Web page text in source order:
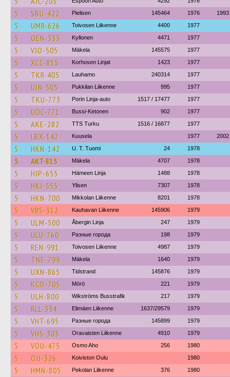
5 SBU-422 Pielisen 145464 1976 1993
5 UMR-626 Toivosen Liikenne 4400 1977
5 OEN-333 Kyllonen 4471 1977
5 VJO-505 Mäkela 145575 1977
5 XCC-815 Korhosen Linjat 1423 1977
5 TKR-405 Lauhamo 240314 1977
5 UJN-505 Pukkilan Liikenne 995 1977
5 TKU-773 Porin Linja-auto 1517 / 17477 1977
5 UOC-771 Bussi-Ketonen 902 1977
5 AKE-282 TTS Turku 1516 / 16877 1977
5 LBX-142 Kuusela 1977 2002
5 HKN-142 U. T. Tuomi 24 1978
5 AKT-813 Mäkela 4707 1978
5 HJP-655 Hämeen Linja 1488 1978
5 HKJ-555 Ylisen 7307 1978
5 HKN-700 Mikkolan Liikenne 8201 1978
5 VRS-312 Kauhavan Liikenne 145906 1979
5 ULM-500 Åbergin Linja 247 1979
5 ULU-760 Разные города 198 1979
5 REN-991 Toivosen Liikenne 4987 1979
5 TNE-799 Mäkela 1640 1979
5 UXN-865 Tidstrand 145876 1979
5 KCO-705 Mörö 221 1979
5 ULH-800 Wikströms Busstrafik 217 1979
5 RLL-334 Elimäen Liikenne 1637/29579 1979
5 VHT-695 Разные города 145899 1979
5 VHS-303 Oravaisten Liikenne 4910 1979
5 VOU-475 Osmo Aho 256 1980
5 OJJ-326 Koiviston Oulu 1980
5 HMN-805 Pekolan Liikenne 376 1980